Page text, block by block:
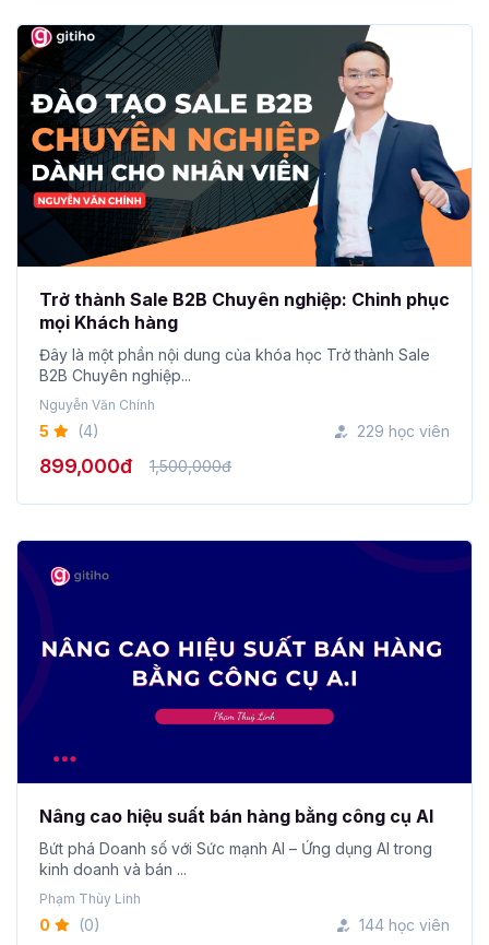
Trở thành Sale B2B Chuyên nghiệp: Chinh phục
mọi Khách hàng
Đây là một phần nội dung của khóa học Trở thành Sale
B2B Chuyên nghiệp...
Nguyễn Văn Chính
5 (4) 229 học viên
899,000đ 1,500,000đ
Nâng cao hiệu suất bán hàng bằng công cụ AI
Bứt phá Doanh số với Sức mạnh AI – Ứng dụng AI trong
kinh doanh và bán ...
Phạm Thùy Linh
0 (0) 144 học viên